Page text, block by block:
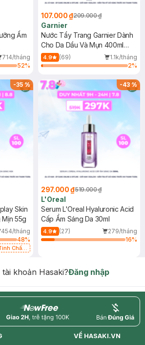
Ẩm
714/tháng
52%
107.000 ₫209.000 ₫
Garnier
Nước Tẩy Trang Garnier Dành
Cho Da Dầu Và Mụn 400ml
(Mới)
4.9 (69)
1.1k/tháng
2%
-35%
Skin
Mịn 55g
454/tháng
48%
Chất
-43%
297.000 ₫519.000 ₫
L'Oreal
Serum L'Oreal Hyaluronic Acid
Cấp Ẩm Sáng Da 30ml
4.9 (27)
279/tháng
16%
khoản Hasaki?Đăng nhập
nowfree price
VỀ HASAKI.VN